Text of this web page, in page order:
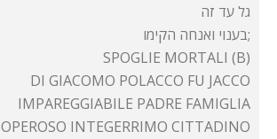
גל עד זה
בענוי ואנחה הקימו;
SPOGLIE MORTALI (B)
DI GIACOMO POLACCO FU JACCO
IMPAREGGIABILE PADRE FAMIGLIA
OPEROSO INTEGERRIMO CITTADINO